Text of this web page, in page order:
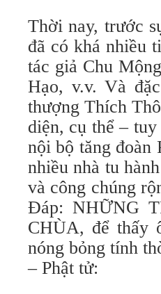
Thời nay, trước
đã có khá nhiều
tác giả Chu
Hạo, v.v. Và
thượng Thích
diện, cụ thể –
nội bộ tăng đoàn
nhiều nhà tu
và công chúng
Đáp: NHỮNG
CHÙA, để thấy
nóng bỏng tính
– Phật tử: